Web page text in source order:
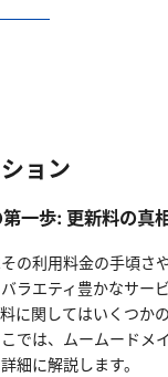
ョン
一歩: 更新料の真
の利用料金の手頃さ
ラエティ豊かなサー
に関してはいくつか
では、ムームードメ
細に解説します。